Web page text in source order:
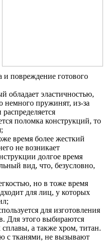
и повреждение готового
обладает эластичностью,
немного пружинят, из-за
поломка конструкций, то
время более жесткий
не возникает
долгое время
вид, что, безусловно,
но в тоже время
для лиц, у которых
для изготовления
Для этого выбираются
а также хром, титан.
с тканями, не вызывают